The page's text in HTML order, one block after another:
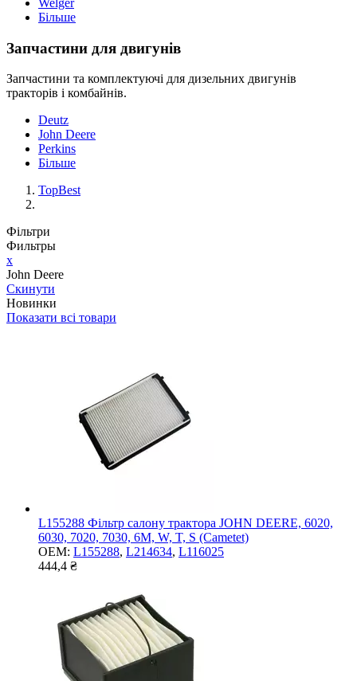
Більше
Запчастини для двигунів
Запчастини та комплектуючі для дизельних двигунів
тракторів і комбайнів.
Deutz
John Deere
Perkins
Більше
TopBest
Фільтри
Фильтры
x
John Deere
Скинути
Новинки
Показати всі товари
L155288 Фільтр салону трактора JOHN DEERE, 6020,
6030, 7020, 7030, 6M, W, T, S (Cametet)
OEM: L155288, L214634, L116025
444,4 ₴